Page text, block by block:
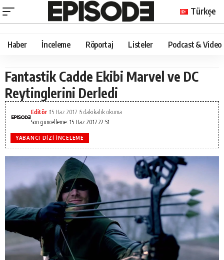
Türkçe
Haber İnceleme Röportaj Listeler Podcast & Video
Fantastik Cadde Ekibi Marvel ve DC
Reytinglerini Derledi
Son güncelleme: 15 Haz 2017 22:51
Editör 15 Haz 2017 5 dakikalık okuma
YABANCI DIZI İNCELEME